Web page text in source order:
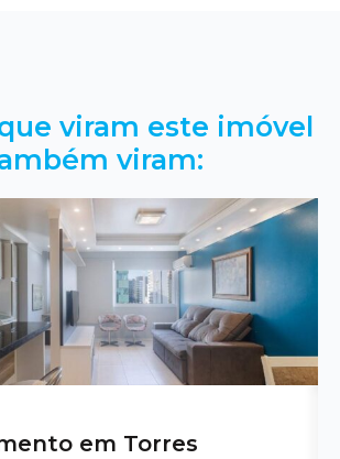
viram este imóvel
viram:
em Torres